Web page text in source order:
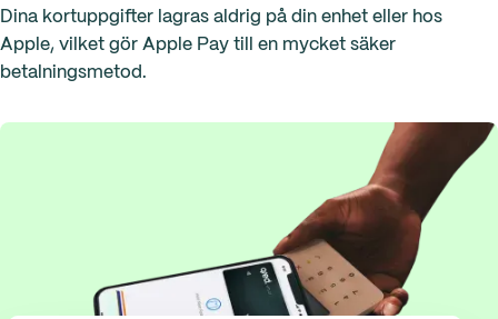
Dina kortuppgifter lagras aldrig på din enhet eller hos
Apple, vilket gör Apple Pay till en mycket säker
betalningsmetod.